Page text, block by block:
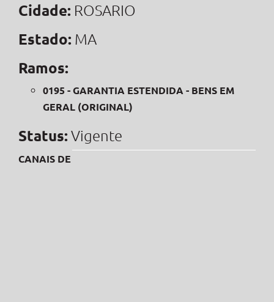
Cidade: ROSARIO
Estado: MA
Ramos:
0195 - GARANTIA ESTENDIDA - BENS EM
GERAL (ORIGINAL)
Status: Vigente
CANAIS DE